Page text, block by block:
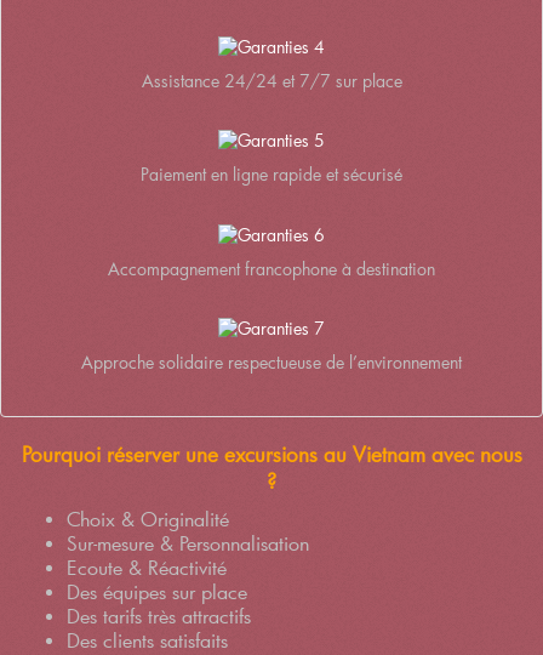
Assistance 24/24 et 7/7 sur place
Paiement en ligne rapide et sécurisé
Accompagnement francophone à destination
Approche solidaire respectueuse de l’environnement
Pourquoi réserver une excursions au Vietnam avec nous
?
Choix & Originalité
Sur-mesure & Personnalisation
Ecoute & Réactivité
Des équipes sur place
Des tarifs très attractifs
Des clients satisfaits